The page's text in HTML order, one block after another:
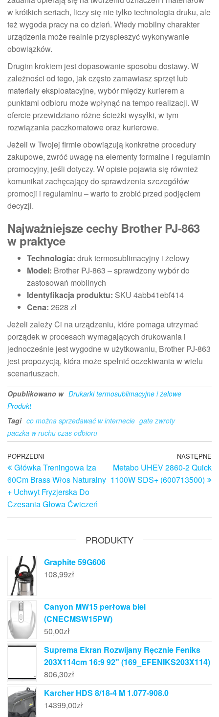
w krótkich seriach, liczy się nie tylko technologia druku, ale
też wygoda pracy na co dzień. Wtedy mobilny charakter
urządzenia może realnie przyspieszyć wykonywanie
obowiązków.
Drugim krokiem jest dopasowanie sposobu dostawy. W
zależności od tego, jak często zamawiasz sprzęt lub
materiały eksploatacyjne, wybór między kurierem a
punktami odbioru może wpłynąć na tempo realizacji. W
ofercie przewidziano różne ścieżki wysyłki, w tym
rozwiązania paczkomatowe oraz kurierowe.
Jeżeli w Twojej firmie obowiązują konkretne procedury
zakupowe, zwróć uwagę na elementy formalne i regulamin
promocyjny, jeśli dotyczy. W opisie pojawia się również
komunikat zachęcający do sprawdzenia szczegółów
promocji i regulaminu – warto to zrobić przed podjęciem
decyzji.
Najważniejsze cechy Brother PJ-863
w praktyce
Technologia: druk termosublimacyjny i żelowy
Model: Brother PJ-863 – sprawdzony wybór do
zastosowań mobilnych
Identyfikacja produktu: SKU 4abb41ebf414
Cena: 2628 zł
Jeżeli zależy Ci na urządzeniu, które pomaga utrzymać
porządek w procesach wymagających drukowania i
jednocześnie jest wygodne w użytkowaniu, Brother PJ-863
jest propozycją, która może spełnić oczekiwania w wielu
scenariuszach.
Opublikowano w Drukarki termosublimacyjne i żelowe
Produkt
Tagi co można sprzedawać w internecie gate zwroty
paczka w ruchu czas odbioru
Nawigacja
wpisu
Poprzedni
wpis
POPRZEDNI
Główka Treningowa Iza
60Cm Brass Włos Naturalny
+ Uchwyt Fryzjerska Do
Czesania Głowa Ćwiczeń
NASTĘPNE
Metabo UHEV 2860-2 Quick
1100W SDS+ (600713500)
PRODUKTY
Graphite 59G606
108,99zł
Canyon MW15 perłowa biel
(CNECMSW15PW)
50,00zł
Suprema Ekran Rozwijany Ręcznie Feniks
203X114cm 16:9 92" (169_EFENIKS203X114)
806,30zł
Karcher HDS 8/18-4 M 1.077-908.0
14399,00zł